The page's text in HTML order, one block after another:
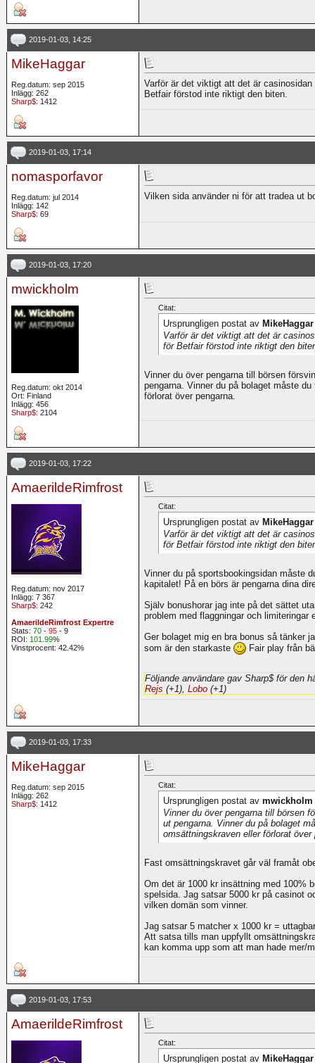
2019-01-03, 14:25
MikeHaggar
Reg.datum: sep 2015
Inlägg: 262
Sharp$: 1412
Varför är det viktigt att det är
Betfair förstod inte riktigt den biten.
2019-01-03, 17:14
nomasporfavor
Reg.datum: jul 2014
Inlägg: 142
Sharp$: 69
Vilken sida använder ni för att tradea ut
2019-01-03, 17:20
mwickholm
Reg.datum: okt 2014
Ort: Finland
Inlägg: 456
Sharp$: 2104
Citat:
Ursprungligen postat av MikeHaggar
Varför är det viktigt att det är
för Betfair förstod inte riktigt den
Vinner du över pengarna till börsen
pengarna. Vinner du på bolaget måste
förlorat över pengarna.
2019-01-03, 17:22
AmaerildeRimfrost
Reg.datum: nov 2017
Inlägg: 7 367
Sharp$: 242
AmaerildeRimfrost Expertre
Stats: 70 - 95 - 9
ROI: 101.99%
Vinstprocent: 42.42%
Citat:
Ursprungligen postat av MikeHaggar
Varför är det viktigt att det är
för Betfair förstod inte riktigt den
Vinner du på sportsbookingsidan måste
kapitalet! På en börs är pengarna dina
Själv bonushorar jag inte på det sättet
problem med flaggningar och limiteringar
Ger bolaget mig en bra bonus så tänker
som är den starkaste
Fair play från
Följande användare gav Sharp$ för den
Rejs (+1), Lobo (+1)
2019-01-03, 17:33
MikeHaggar
Reg.datum: sep 2015
Inlägg: 262
Sharp$: 1412
Citat:
Ursprungligen postat av mwickholm
Vinner du över pengarna till börsen
ut pengarna. Vinner du på bolaget
omsättningskraven eller förlorat över
Fast omsättningskravet går väl framåt
Om det är 1000 kr insättning med 100%
spelsida. Jag satsar 5000 kr på casinot
vilken domän som vinner.
Jag satsar 5 matcher x 1000 kr =
Att satsa tills man uppfyllt
kan komma upp som att man hade mer/
2019-01-03, 17:53
AmaerildeRimfrost
Citat:
Ursprungligen postat av MikeHaggar